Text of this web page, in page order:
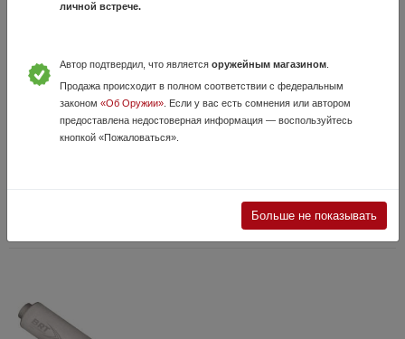
ДТК АКademia Штурм-47 7,62 М14х1L
3 Июля, в 14:35
наличии в оружейном салоне "Снайпер", г. Нижний Новгород, пр.
Ленина, д.80 www.sniper-nn.ru, тел. +7 (958) 887-91-77 переходит...
личной встрече.
Автор подтвердил, что является оружейным магазином.
Продажа происходит в полном соответствии с федеральным
законом «Об Оружии». Если у вас есть сомнения или автором
предоставлена недостоверная информация — воспользуйтесь
кнопкой «Пожаловаться».
Больше не показывать